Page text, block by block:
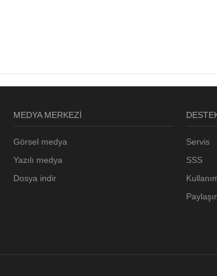
MEDYA MERKEZİ
Görsel medya
Yazılı medya
Dosya indir
Servis
SSS